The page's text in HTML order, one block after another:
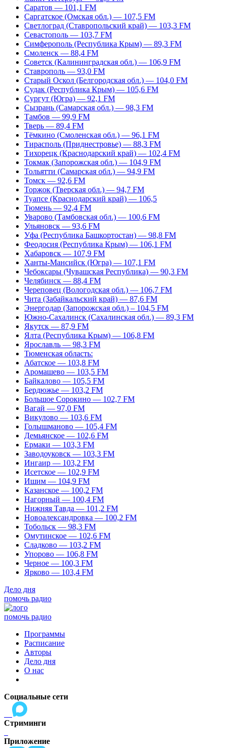
Саратов — 101,1 FM
Саргатское (Омская обл.) — 107,5 FM
Светлоград (Ставропольский край) — 103,3 FM
Севастополь — 103,7 FM
Симферополь (Республика Крым) — 89,3 FM
Смоленск — 88,4 FM
Советск (Калининградская обл.) — 106,9 FM
Ставрополь — 93,0 FM
Старый Оскол (Белгородская обл.) — 104,0 FM
Судак (Республика Крым) — 105,6 FM
Сургут (Югра) — 92,1 FM
Сызрань (Самарская обл.) — 98,3 FM
Тамбов — 99,9 FM
Тверь — 89,4 FM
Тёмкино (Смоленская обл.) — 96,1 FM
Тирасполь (Приднестровье) — 88,3 FM
Тихорецк (Краснодарский край) — 102,4 FM
Токмак (Запорожская обл.) — 104,9 FM
Тольятти (Самарская обл.) — 94,9 FM
Томск — 92,6 FM
Торжок (Тверская обл.) — 94,7 FM
Туапсе (Краснодарский край) — 106,5
Тюмень — 92,4 FM
Уварово (Тамбовская обл.) — 100,6 FM
Ульяновск — 93,6 FM
Уфа (Республика Башкортостан) — 98,8 FM
Феодосия (Республика Крым) — 106,1 FM
Хабаровск — 107,9 FM
Ханты-Мансийск (Югра) — 107,1 FM
Чебоксары (Чувашская Республика) — 90,3 FM
Челябинск — 88,4 FM
Череповец (Вологодская обл.) — 106,7 FM
Чита (Забайкальский край) — 87,6 FM
Энергодар (Запорожская обл.) – 104,5 FM
Южно-Сахалинск (Сахалинская обл.) — 89,3 FM
Якутск — 87,9 FM
Ялта (Республика Крым) — 106,8 FM
Ярославль — 98,3 FM
Тюменская область:
Абатское — 103,8 FM
Аромашево — 103,5 FM
Байкалово — 105,5 FM
Бердюжье — 103,2 FM
Большое Сорокино — 102,7 FM
Вагай — 97,0 FM
Викулово — 103,6 FM
Голышманово — 105,4 FM
Демьянское — 102,6 FM
Ермаки — 103,3 FM
Заводоуковск — 103,3 FM
Ингаир — 103,2 FM
Исетское — 102,9 FM
Ишим — 104,9 FM
Казанское — 100,2 FM
Нагорный — 100,4 FM
Нижняя Тавда — 101,2 FM
Новоалександровка — 100,2 FM
Тобольск — 98,3 FM
Омутинское — 102,6 FM
Сладково — 103,2 FM
Упорово — 106,8 FM
Черное — 100,3 FM
Ярково — 103,4 FM
Дело дня
помочь радио
помочь радио
Программы
Расписание
Авторы
Дело дня
О нас
Социальные сети
Стриминги
Приложение